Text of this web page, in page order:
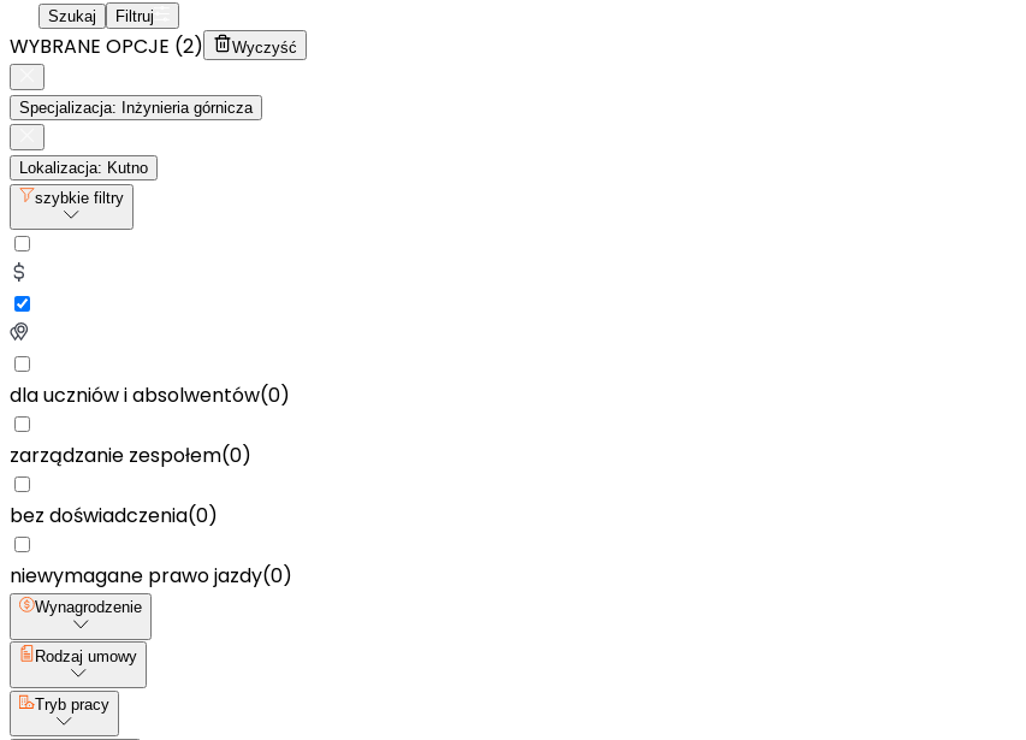
Szukaj
Filtruj
WYBRANE OPCJE (2) Wyczyść
Specjalizacja: Inżynieria górnicza
Lokalizacja: Kutno
szybkie filtry
dla uczniów i absolwentów(0)
zarządzanie zespołem(0)
bez doświadczenia(0)
niewymagane prawo jazdy(0)
Wynagrodzenie
Rodzaj umowy
Tryb pracy